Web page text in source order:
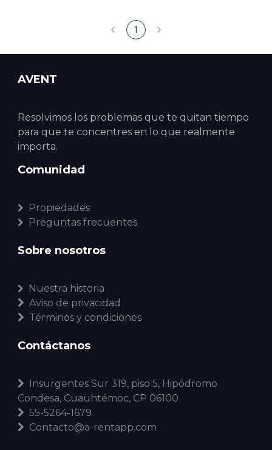
1
AVENT
Resolvimos los problemas que te quitan tiempo
para que te concentres en lo que realmente
importa.
Comunidad
Propiedades
Preguntas frecuentes
Sobre nosotros
Nuestra historia
Aviso de privacidad
Términos y condiciones
Contáctanos
Insurgentes Sur 319, piso 5, Hipódromo
Condesa, Cuauhtémoc, CP 06100
55-5264-1679
Contacto@a-rentapp.com